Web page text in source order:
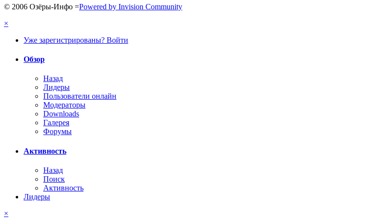
© 2006 Озёры-Инфо =Powered by Invision Community
×
Уже зарегистрированы? Войти
Обзор
Назад
Лидеры
Пользователи онлайн
Модераторы
Downloads
Галерея
Форумы
Активность
Назад
Поиск
Активность
Лидеры
×